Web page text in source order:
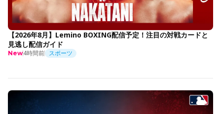
【2026年8月】Lemino BOXING配信予定！注目の対戦カードと
見逃し配信ガイド
New4時間前 スポーツ